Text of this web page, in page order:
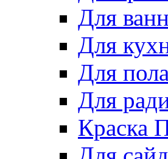
Для
Для
Для пола
Для
Краска